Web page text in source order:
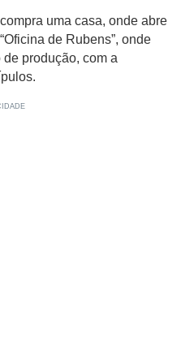
uma casa, onde abre
de Rubens”, onde
produção, com a